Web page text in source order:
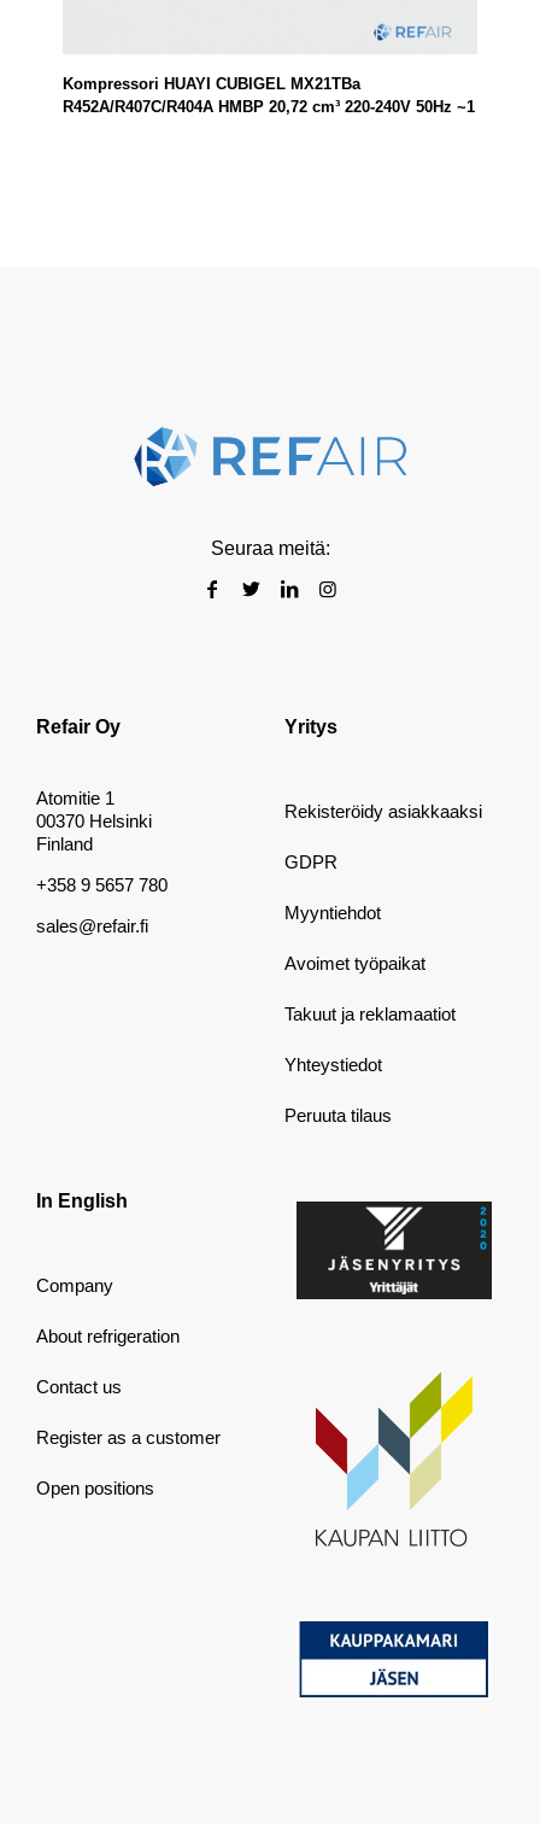
Kompressori HUAYI CUBIGEL MX21TBa
R452A/R407C/R404A HMBP 20,72 cm³ 220-240V 50Hz ~1
Seuraa meitä:
Refair Oy
Atomitie 1
00370 Helsinki
Finland
+358 9 5657 780
sales@refair.fi
Yritys
Rekisteröidy asiakkaaksi
GDPR
Myyntiehdot
Avoimet työpaikat
Takuut ja reklamaatiot
Yhteystiedot
Peruuta tilaus
In English
Company
About refrigeration
Contact us
Register as a customer
Open positions